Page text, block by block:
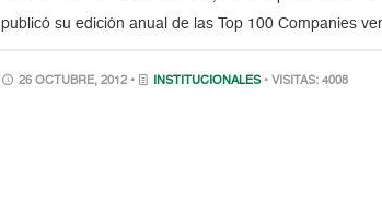
publicó su edición anual de las Top 100 Companies
26 OCTUBRE, 2012 • INSTITUCIONALES • VISITAS: 4008